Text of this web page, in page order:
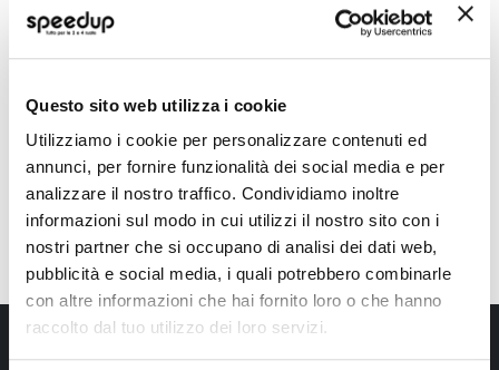
Questo sito web utilizza i cookie
Utilizziamo i cookie per personalizzare contenuti ed
annunci, per fornire funzionalità dei social media e per
analizzare il nostro traffico. Condividiamo inoltre
informazioni sul modo in cui utilizzi il nostro sito con i
nostri partner che si occupano di analisi dei dati web,
pubblicità e social media, i quali potrebbero combinarle
con altre informazioni che hai fornito loro o che hanno
raccolto dal tuo utilizzo dei loro servizi.
obbligatorio per viaggiare in
Europa
essere in possesso di tutto
l'equipaggiamento necessario per
incorrere in sanzioni. Con questa
guida riportiamo l'equipaggiamento
obbligatorio per tuoi i viaggi in Europa
Leggi di piu' »
Iscriviti alla newsletter Speedup